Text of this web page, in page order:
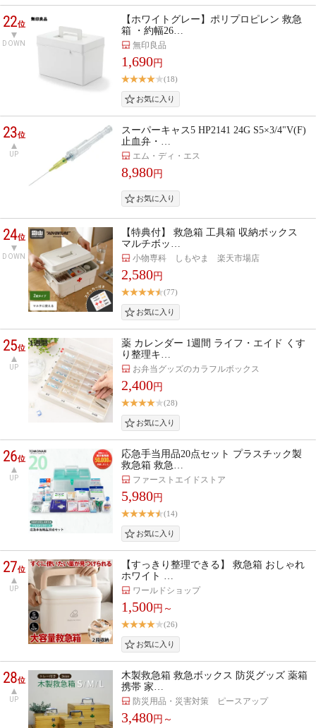
22位
DOWN
【ホワイトグレー】ポリプロピレン 救急
箱 ・約幅26…
無印良品
1,690円
(18)
23位
UP
スーパーキャス5 HP2141 24G S5×3/4"V(F)
止血弁・…
エム・ディ・エス
8,980円
24位
DOWN
【特典付】 救急箱 工具箱 収納ボックス
マルチボッ…
小物専科 しもやま 楽天市場店
2,580円
(77)
25位
UP
薬 カレンダー 1週間 ライフ・エイド くす
り整理キ…
お弁当グッズのカラフルボックス
2,400円
(28)
26位
UP
応急手当用品20点セット プラスチック製
救急箱 救急…
ファーストエイドストア
5,980円
(14)
27位
UP
【すっきり整理できる】 救急箱 おしゃれ
ホワイト …
ワールドショップ
1,500円～
(26)
28位
UP
木製救急箱 救急ボックス 防災グッズ 薬箱
携帯 家…
防災用品・災害対策 ピースアップ
3,480円～